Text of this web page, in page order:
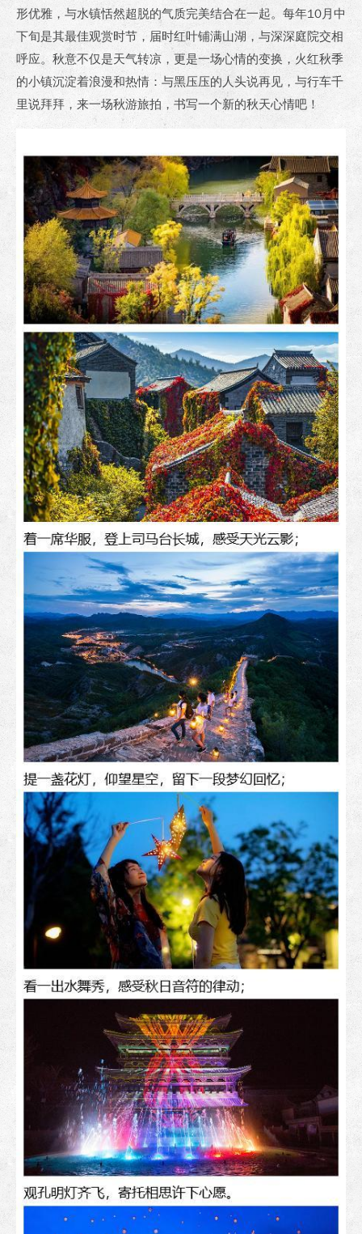
形优雅，与水镇恬然超脱的气质完美结合在一起。每年10月中
下旬是其最佳观赏时节，届时红叶铺满山湖，与深深庭院交相
呼应。秋意不仅是天气转凉，更是一场心情的变换，火红秋季
的小镇沉淀着浪漫和热情：与黑压压的人头说再见，与行车千
里说拜拜，来一场秋游旅拍，书写一个新的秋天心情吧！